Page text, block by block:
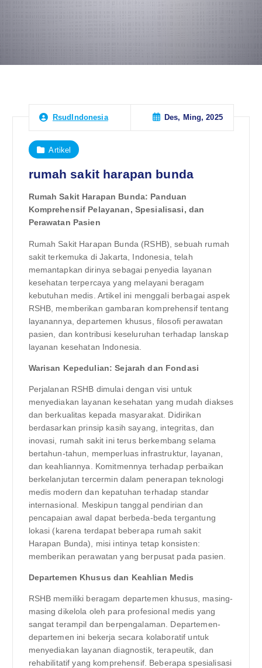
RsudIndonesia Des, Ming, 2025
Artikel
rumah sakit harapan bunda
Rumah Sakit Harapan Bunda: Panduan
Komprehensif Pelayanan, Spesialisasi, dan
Perawatan Pasien
Rumah Sakit Harapan Bunda (RSHB), sebuah rumah
sakit terkemuka di Jakarta, Indonesia, telah
memantapkan dirinya sebagai penyedia layanan
kesehatan terpercaya yang melayani beragam
kebutuhan medis. Artikel ini menggali berbagai aspek
RSHB, memberikan gambaran komprehensif tentang
layanannya, departemen khusus, filosofi perawatan
pasien, dan kontribusi keseluruhan terhadap lanskap
layanan kesehatan Indonesia.
Warisan Kepedulian: Sejarah dan Fondasi
Perjalanan RSHB dimulai dengan visi untuk
menyediakan layanan kesehatan yang mudah diakses
dan berkualitas kepada masyarakat. Didirikan
berdasarkan prinsip kasih sayang, integritas, dan
inovasi, rumah sakit ini terus berkembang selama
bertahun-tahun, memperluas infrastruktur, layanan,
dan keahliannya. Komitmennya terhadap perbaikan
berkelanjutan tercermin dalam penerapan teknologi
medis modern dan kepatuhan terhadap standar
internasional. Meskipun tanggal pendirian dan
pencapaian awal dapat berbeda-beda tergantung
lokasi (karena terdapat beberapa rumah sakit
Harapan Bunda), misi intinya tetap konsisten:
memberikan perawatan yang berpusat pada pasien.
Departemen Khusus dan Keahlian Medis
RSHB memiliki beragam departemen khusus, masing-
masing dikelola oleh para profesional medis yang
sangat terampil dan berpengalaman. Departemen-
departemen ini bekerja secara kolaboratif untuk
menyediakan layanan diagnostik, terapeutik, dan
rehabilitatif yang komprehensif. Beberapa spesialisasi